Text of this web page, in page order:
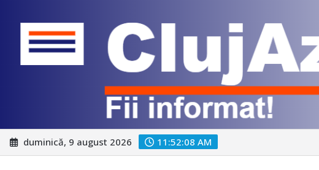
Skip
to
duminică, 9 august 2026 11:52:09 AM